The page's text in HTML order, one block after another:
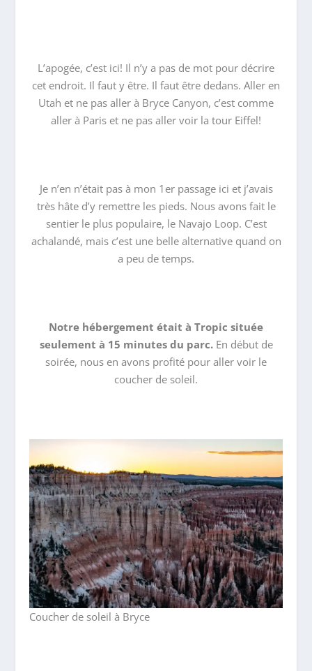
L’apogée, c’est ici! Il n’y a pas de mot pour décrire
cet endroit. Il faut y être. Il faut être dedans. Aller en
Utah et ne pas aller à Bryce Canyon, c’est comme
aller à Paris et ne pas aller voir la tour Eiffel!
Je n’en n’était pas à mon 1er passage ici et j’avais
très hâte d’y remettre les pieds. Nous avons fait le
sentier le plus populaire, le Navajo Loop. C’est
achalandé, mais c’est une belle alternative quand on
a peu de temps.
Notre hébergement était à Tropic située
seulement à 15 minutes du parc.En début de
soirée, nous en avons profité pour aller voir le
coucher de soleil.
Coucher de soleil à Bryce